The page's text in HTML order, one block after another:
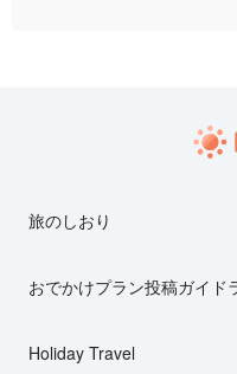
旅のしおり
おでかけプラン投稿ガイド
Holiday Travel